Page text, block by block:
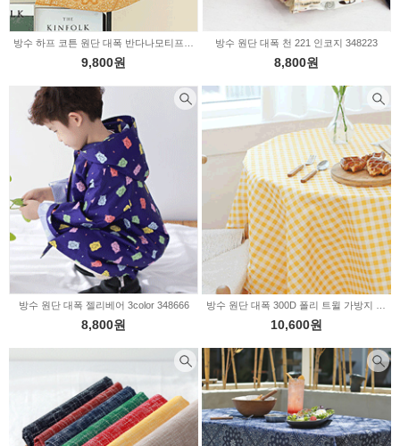
9,800원
방수 원단 대폭 천 221 인코지 348223
8,800원
방수 원단 대폭 젤리베어 3color 348666
8,800원 10,600원